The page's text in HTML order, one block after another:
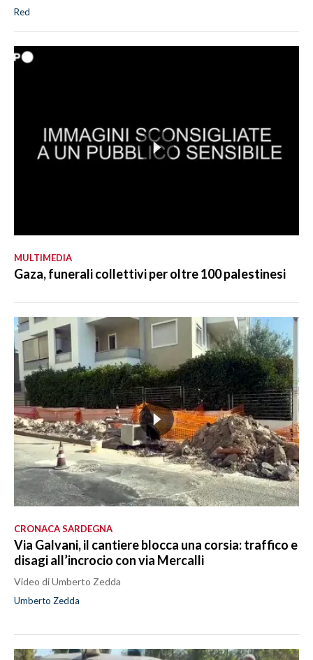
Red
MULTIMEDIA
Gaza, funerali collettivi per oltre 100 palestinesi
CRONACA SARDEGNA
Via Galvani, il cantiere blocca una corsia: traffico e
disagi all’incrocio con via Mercalli
Video di Umberto Zedda
Umberto Zedda